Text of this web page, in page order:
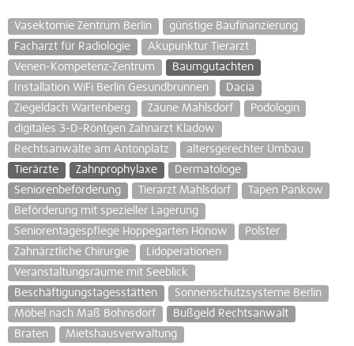
Vasektomie Zentrum Berlin
günstige Baufinanzierung
Facharzt für Radiologie
Akupunktur Tierarzt
Venen-Kompetenz-Zentrum
Baumgutachten
Installation WiFi Berlin Gesundbrunnen
Dacia
Ziegeldach Wartenberg
Zäune Mahlsdorf
Podologin
digitales 3-D-Röntgen Zahnarzt Kladow
Rechtsanwälte am Antonplatz
altersgerechter Umbau
Tierärzte
Zahnprophylaxe
Dermatologe
Seniorenbeförderung
Tierarzt Mahlsdorf
Tapen Pankow
Beförderung mit spezieller Lagerung
Seniorentagespflege Hoppegarten Hönow
Polster
Zahnärztliche Chirurgie
Lidoperationen
Veranstaltungsräume mit Seeblick
Beschäftigungstagesstätten
Sonnenschutzsysteme Berlin
Möbel nach Maß Bohnsdorf
Bußgeld Rechtsanwalt
Braten
Mietshausverwaltung